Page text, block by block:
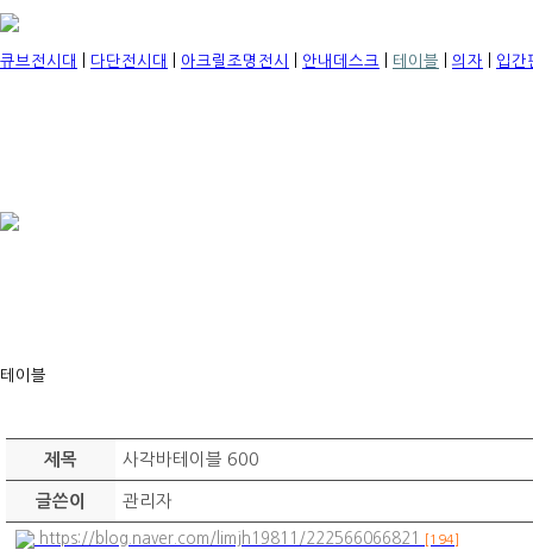
큐브전시대 다단전시대 아크릴조명전시 안내데스크 테이블 의자 입간
테이블
제목 사각바테이블 600
글쓴이 관리자
https://blog.naver.com/limjh19811/222566066821 [194]